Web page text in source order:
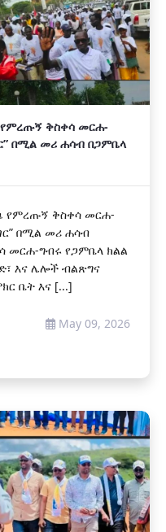
ቅስቀሳ መርሐ-
በሚል መሪ ሐሳብ በጋምቤላ
የምረጡኝ ቅስቀሳ መርሐ-
በሚል መሪ ሐሳብ
መርሐ-ግብሩ የጋምቤላ ክልል
እና ሌሎች ብልጽግና
ቤት እና [...]
May 09, 2026